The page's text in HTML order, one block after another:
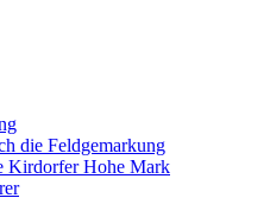
die Feldgemarkung
Kirdorfer Hohe Mark